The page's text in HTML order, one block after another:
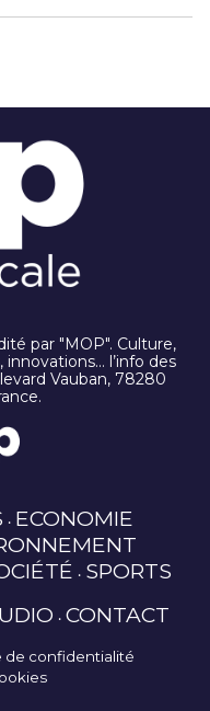
par "MOP". Culture,
l’info des
Vauban, 78280
ECONOMIE
SPORTS
CONTACT
de confidentialité